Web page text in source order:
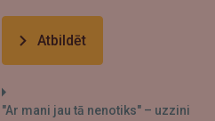
Atbildēt
"Ar mani jau tā nenotiks" – uzzini